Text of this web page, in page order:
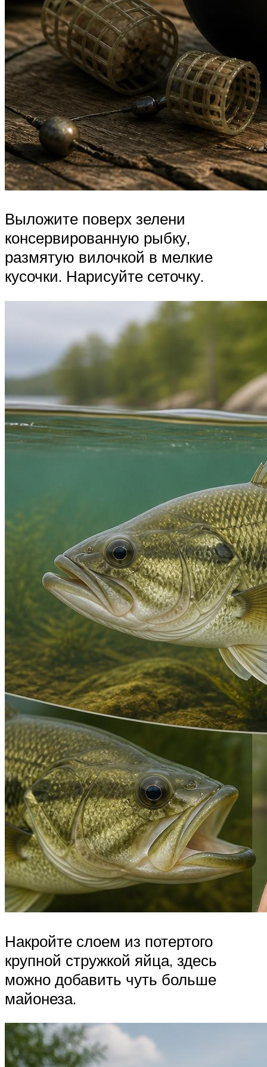
Выложите поверх зелени
консервированную рыбку,
размятую вилочкой в мелкие
кусочки. Нарисуйте сеточку.
Накройте слоем из потертого
крупной стружкой яйца, здесь
можно добавить чуть больше
майонеза.